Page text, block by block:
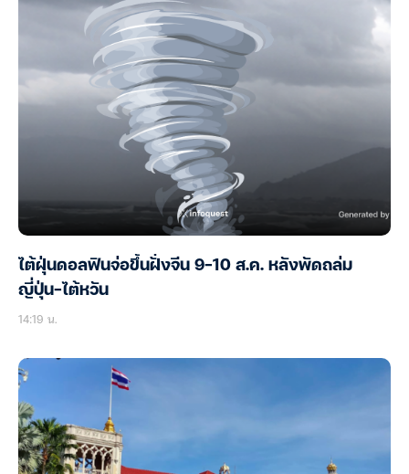
ไต้ฝุ่นดอลฟินจ่อขึ้นฝั่งจีน 9-10 ส.ค. หลังพัดถล่ม
ญี่ปุ่น-ไต้หวัน
14:19 น.